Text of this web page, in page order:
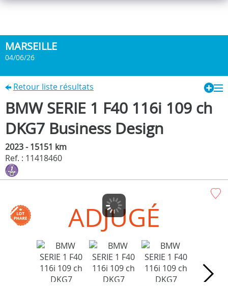
MARSEILLE
04/06/26
Retour liste résultats
BMW SERIE 1 F40 116i 109 ch
DKG7 Business Design
2023 - 15151 km
Ref. : 11418460
ADJUGÉ